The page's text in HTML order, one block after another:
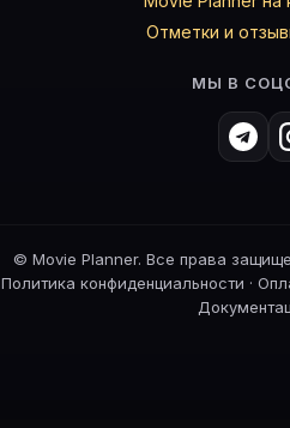
Отметки и
МЫ В
© Movie Planner. Все права
Политика конфиденциальности ·